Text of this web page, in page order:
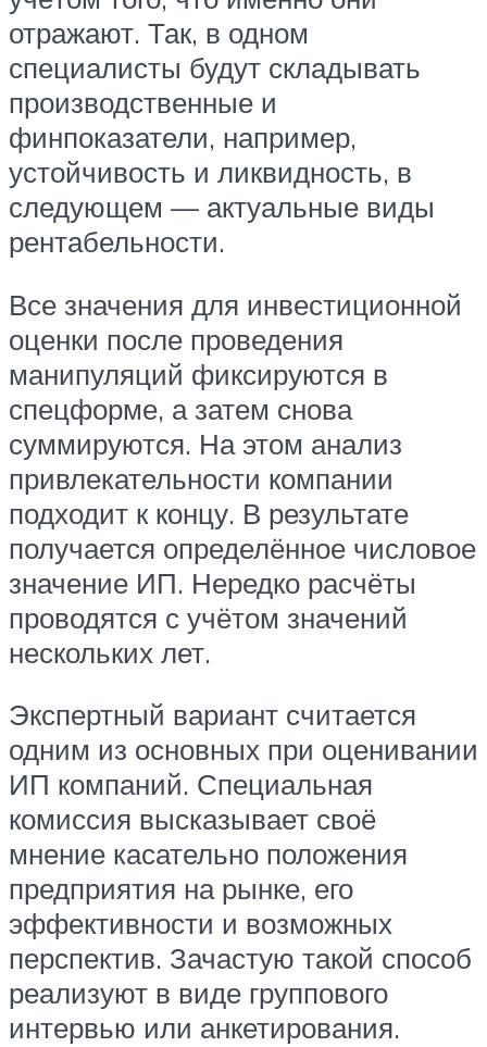
отражают. Так, в одном
специалисты будут складывать
производственные и
финпоказатели, например,
устойчивость и ликвидность, в
следующем — актуальные виды
рентабельности.
Все значения для инвестиционной
оценки после проведения
манипуляций фиксируются в
спецформе, а затем снова
суммируются. На этом анализ
привлекательности компании
подходит к концу. В результате
получается определённое числовое
значение ИП. Нередко расчёты
проводятся с учётом значений
нескольких лет.
Экспертный вариант считается
одним из основных при оценивании
ИП компаний. Специальная
комиссия высказывает своё
мнение касательно положения
предприятия на рынке, его
эффективности и возможных
перспектив. Зачастую такой способ
реализуют в виде группового
интервью или анкетирования.